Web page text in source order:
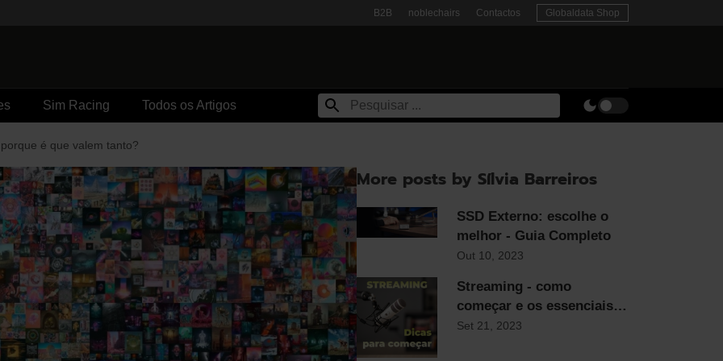
B2B noblechairs Contactos Globaldata Shop
Sim Racing Todos os Artigos
é que valem tanto?
More posts by Sílvia Barreiros
SSD Externo: escolhe o
melhor - Guia Completo
Out 10, 2023
Streaming - como
começar e os essenciais
para qualquer streamer
Set 21, 2023